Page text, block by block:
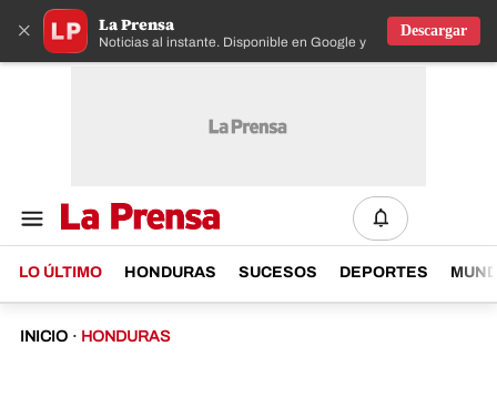
× La Prensa
Noticias al instante. Disponible en Google y IOS
Descargar
LO ÚLTIMO HONDURAS SUCESOS DEPORTES
INICIO · HONDURAS